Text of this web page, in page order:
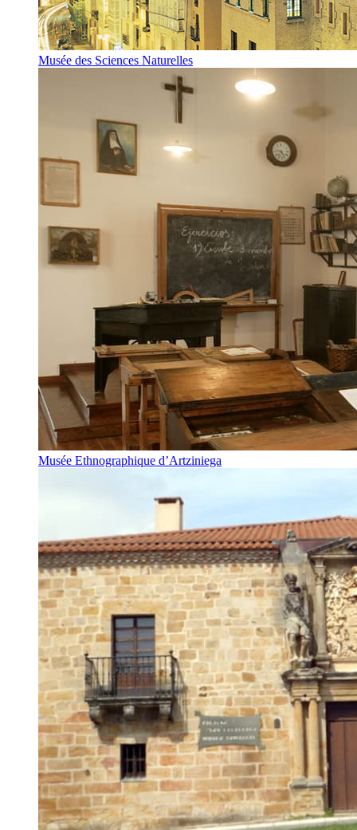
Musée des Sciences Naturelles
Musée Ethnographique d’Artziniega